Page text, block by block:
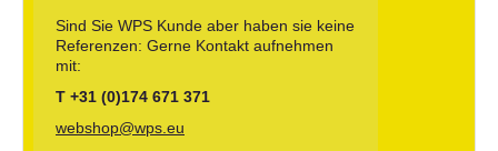
Sind Sie WPS Kunde aber haben sie keine
Referenzen: Gerne Kontakt aufnehmen
mit:
T +31 (0)174 671 371
webshop@wps.eu